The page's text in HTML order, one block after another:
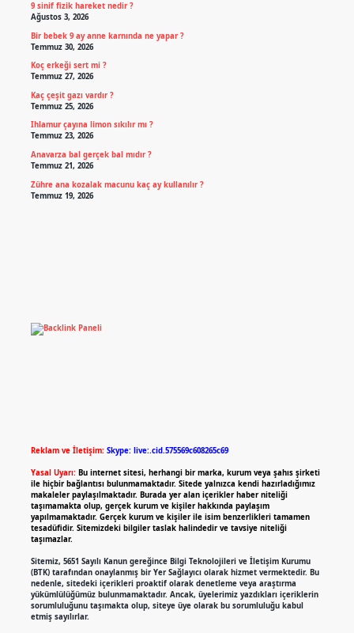
9 sinif fizik hareket nedir ?
Ağustos 3, 2026
Bir bebek 9 ay anne karnında ne yapar ?
Temmuz 30, 2026
Koç erkeği sert mi ?
Temmuz 27, 2026
Kaç çeşit gazı vardır ?
Temmuz 25, 2026
Ihlamur çayına limon sıkılır mı ?
Temmuz 23, 2026
Anavarza bal gerçek bal mıdır ?
Temmuz 21, 2026
Zühre ana kozalak macunu kaç ay kullanılır ?
Temmuz 19, 2026
Reklam ve İletişim: Skype: live:.cid.575569c608265c69
Yasal Uyarı: Bu internet sitesi, herhangi bir marka, kurum veya şahıs şirketi
ile hiçbir bağlantısı bulunmamaktadır. Sitede yalnızca kendi hazırladığımız
makaleler paylaşılmaktadır. Burada yer alan içerikler haber niteliği
taşımamakta olup, gerçek kurum ve kişiler hakkında paylaşım
yapılmamaktadır. Gerçek kurum ve kişiler ile isim benzerlikleri tamamen
tesadüfidir. Sitemizdeki bilgiler taslak halindedir ve tavsiye niteliği
taşımazlar.
Sitemiz, 5651 Sayılı Kanun gereğince Bilgi Teknolojileri ve İletişim Kurumu
(BTK) tarafından onaylanmış bir Yer Sağlayıcı olarak hizmet vermektedir. Bu
nedenle, sitedeki içerikleri proaktif olarak denetleme veya araştırma
yükümlülüğümüz bulunmamaktadır. Ancak, üyelerimiz yazdıkları içeriklerin
sorumluluğunu taşımakta olup, siteye üye olarak bu sorumluluğu kabul
etmiş sayılırlar.